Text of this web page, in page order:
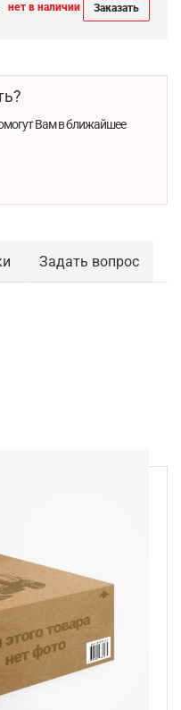
нет в наличии Заказать
Вам в ближайшее
Задать вопрос